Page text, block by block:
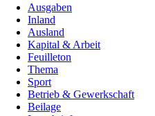
Ausgaben
Inland
Ausland
Kapital & Arbeit
Feuilleton
Thema
Sport
Betrieb & Gewerkschaft
Beilage